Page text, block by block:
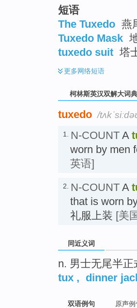
短语
The Tuxedo 燕
Tuxedo Mask
tuxedo suit 塔
更多网络短语
柯林斯英汉双解大词典
tuxedo /
1. N-COUNT A
worn by men
英语]
2. N-COUNT A
that is worn
礼服上装 [美
同近义词
n. 男士无尾半
tux , dinner
双语例句 原声例